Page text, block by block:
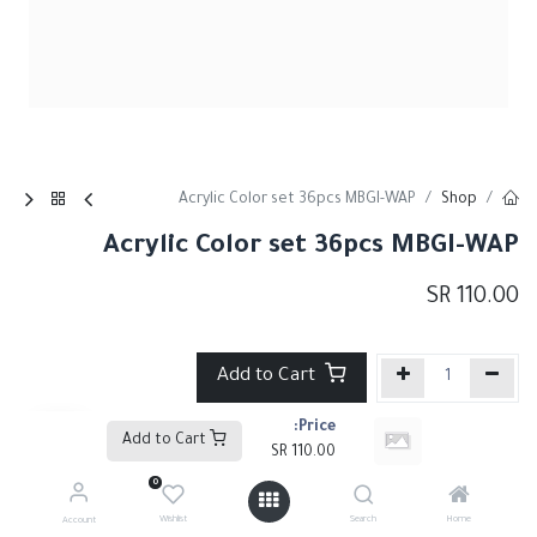
Price:
110.00
Home
Search
0
Wishlist
Account
Shop
Acrylic Color set 36pcs MBGI-WAP
Acrylic Color set 36pcs MBGI-WAP
110.00
Add to Cart
إضافة إلى قائمة الأمنيات